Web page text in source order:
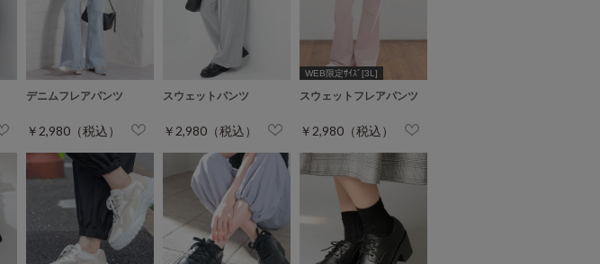
デニムフレアパンツ
￥2,980（税込）
スウェットパンツ
￥2,980（税込）
WEB限定ｻｲｽﾞ[3L]
スウェットフレアパンツ
￥2,980（税込）